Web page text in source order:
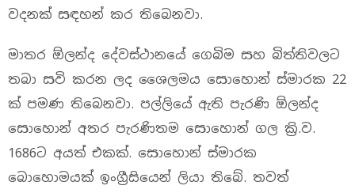
වදනක්‌ සඳහන් කර තිබෙනවා.
මාතර ඕලන්ද දේවස්‌ථානයේ ගෙබිම සහ බිත්තිවලට
තබා සවි කරන ලද ශෛලමය සොහොන් ස්‌මාරක 22
ක්‌ පමණ තිබෙනවා. පල්ලි‍යේ ඇති පැරණි ඕලන්ද
‍‍සොහොන් අතර පැරණිතම සොහොන් ගල ක්‍රි.ව.
1686ට අයත් එකක්. සොහොන් ස්‌මාරක
බොහොමයක්‌ ඉංග්‍රීසියෙන් ලියා තිබේ. තවත්